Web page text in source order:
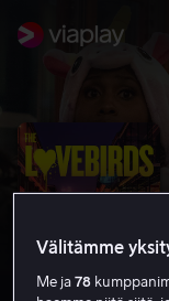
Välitämme
Me ja78